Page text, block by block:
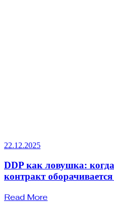
22.12.2025
DDP как ловушка:
контракт
Read More